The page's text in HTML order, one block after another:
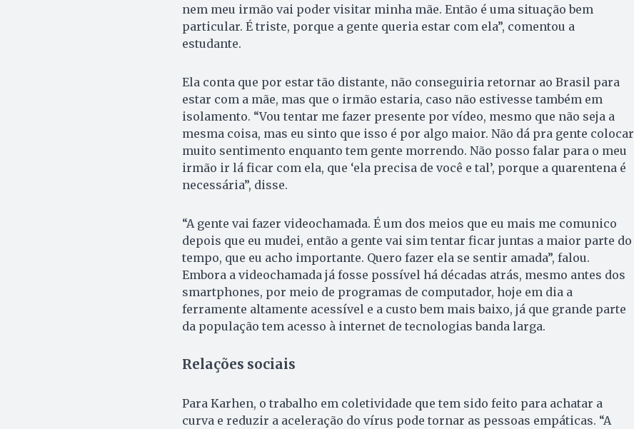
nem meu irmão vai poder visitar minha mãe. Então é uma situação bem
particular. É triste, porque a gente queria estar com ela”, comentou a
estudante.
Ela conta que por estar tão distante, não conseguiria retornar ao Brasil para
estar com a mãe, mas que o irmão estaria, caso não estivesse também em
isolamento. “Vou tentar me fazer presente por vídeo, mesmo que não seja a
mesma coisa, mas eu sinto que isso é por algo maior. Não dá pra gente colocar
muito sentimento enquanto tem gente morrendo. Não posso falar para o meu
irmão ir lá ficar com ela, que ‘ela precisa de você e tal’, porque a quarentena é
necessária”, disse.
“A gente vai fazer videochamada. É um dos meios que eu mais me comunico
depois que eu mudei, então a gente vai sim tentar ficar juntas a maior parte do
tempo, que eu acho importante. Quero fazer ela se sentir amada”, falou.
Embora a videochamada já fosse possível há décadas atrás, mesmo antes dos
smartphones, por meio de programas de computador, hoje em dia a
ferramente altamente acessível e a custo bem mais baixo, já que grande parte
da população tem acesso à internet de tecnologias banda larga.
Relações sociais
Para Karhen, o trabalho em coletividade que tem sido feito para achatar a
curva e reduzir a aceleração do vírus pode tornar as pessoas empáticas. “A